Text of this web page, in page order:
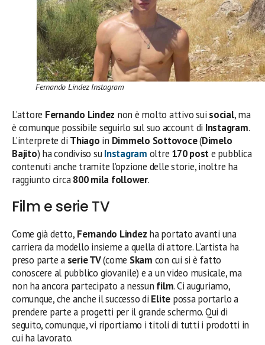
Fernando Lindez Instagram
L’attore Fernando Lindez non è molto attivo sui social, ma
è comunque possibile seguirlo sul suo account di Instagram.
L’interprete di Thiago in Dimmelo Sottovoce(Dimelo
Bajito) ha condiviso suInstagram oltre 170 poste pubblica
contenuti anche tramite l’opzione delle storie, inoltre ha
raggiunto circa800 mila follower.
Film e serie TV
Come già detto, Fernando Lindez ha portato avanti una
carriera da modello insieme a quella di attore. L’artista ha
preso parte a serie TV(come Skam con cui si è fatto
conoscere al pubblico giovanile) e a un video musicale, ma
non ha ancora partecipato a nessun film. Ci auguriamo,
comunque, che anche il successo di Elite possa portarlo a
prendere parte a progetti per il grande schermo. Qui di
seguito, comunque, vi riportiamo i titoli di tutti i prodotti in
cui ha lavorato.